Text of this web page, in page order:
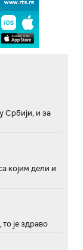
Србији, и за
којим дели и
је здраво